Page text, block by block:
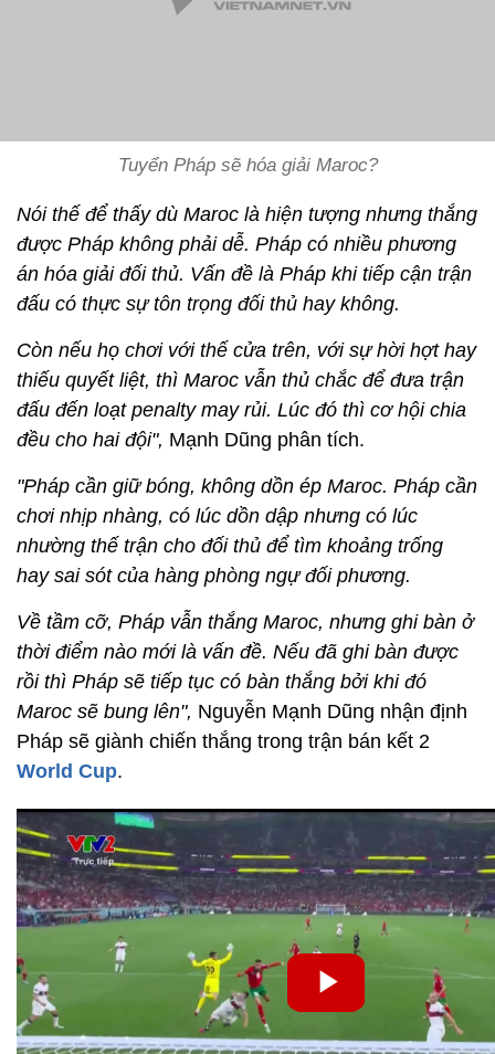
Tuyển Pháp sẽ hóa giải Maroc?
Nói thế để thấy dù Maroc là hiện tượng nhưng thắng
được Pháp không phải dễ. Pháp có nhiều phương
án hóa giải đối thủ. Vấn đề là Pháp khi tiếp cận trận
đấu có thực sự tôn trọng đối thủ hay không.
Còn nếu họ chơi với thế cửa trên, với sự hời hợt hay
thiếu quyết liệt, thì Maroc vẫn thủ chắc để đưa trận
đấu đến loạt penalty may rủi. Lúc đó thì cơ hội chia
đều cho hai đội", Mạnh Dũng phân tích.
"Pháp cần giữ bóng, không dồn ép Maroc. Pháp cần
chơi nhịp nhàng, có lúc dồn dập nhưng có lúc
nhường thế trận cho đối thủ để tìm khoảng trống
hay sai sót của hàng phòng ngự đối phương.
Về tầm cỡ, Pháp vẫn thắng Maroc, nhưng ghi bàn ở
thời điểm nào mới là vấn đề. Nếu đã ghi bàn được
rồi thì Pháp sẽ tiếp tục có bàn thắng bởi khi đó
Maroc sẽ bung lên", Nguyễn Mạnh Dũng nhận định
Pháp sẽ giành chiến thắng trong trận bán kết 2
World Cup.